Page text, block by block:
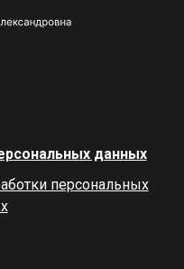
данных
персональных